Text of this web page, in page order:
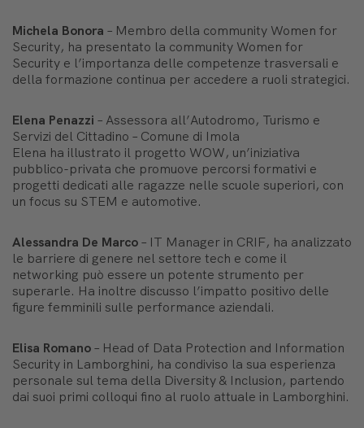
Michela Bonora – Membro della community Women for
Security, ha presentato la community Women for
Security e l’importanza delle competenze trasversali e
della formazione continua per accedere a ruoli strategici.
Elena Penazzi – Assessora all’Autodromo, Turismo e
Servizi del Cittadino – Comune di Imola
Elena ha illustrato il progetto WOW, un’iniziativa
pubblico-privata che promuove percorsi formativi e
progetti dedicati alle ragazze nelle scuole superiori, con
un focus su STEM e automotive.
Alessandra De Marco– IT Manager in CRIF, ha analizzato
le barriere di genere nel settore tech e come il
networking può essere un potente strumento per
superarle. Ha inoltre discusso l’impatto positivo delle
figure femminili sulle performance aziendali.
Elisa Romano– Head of Data Protection and Information
Security in Lamborghini, ha condiviso la sua esperienza
personale sul tema della Diversity & Inclusion, partendo
dai suoi primi colloqui fino al ruolo attuale in Lamborghini.